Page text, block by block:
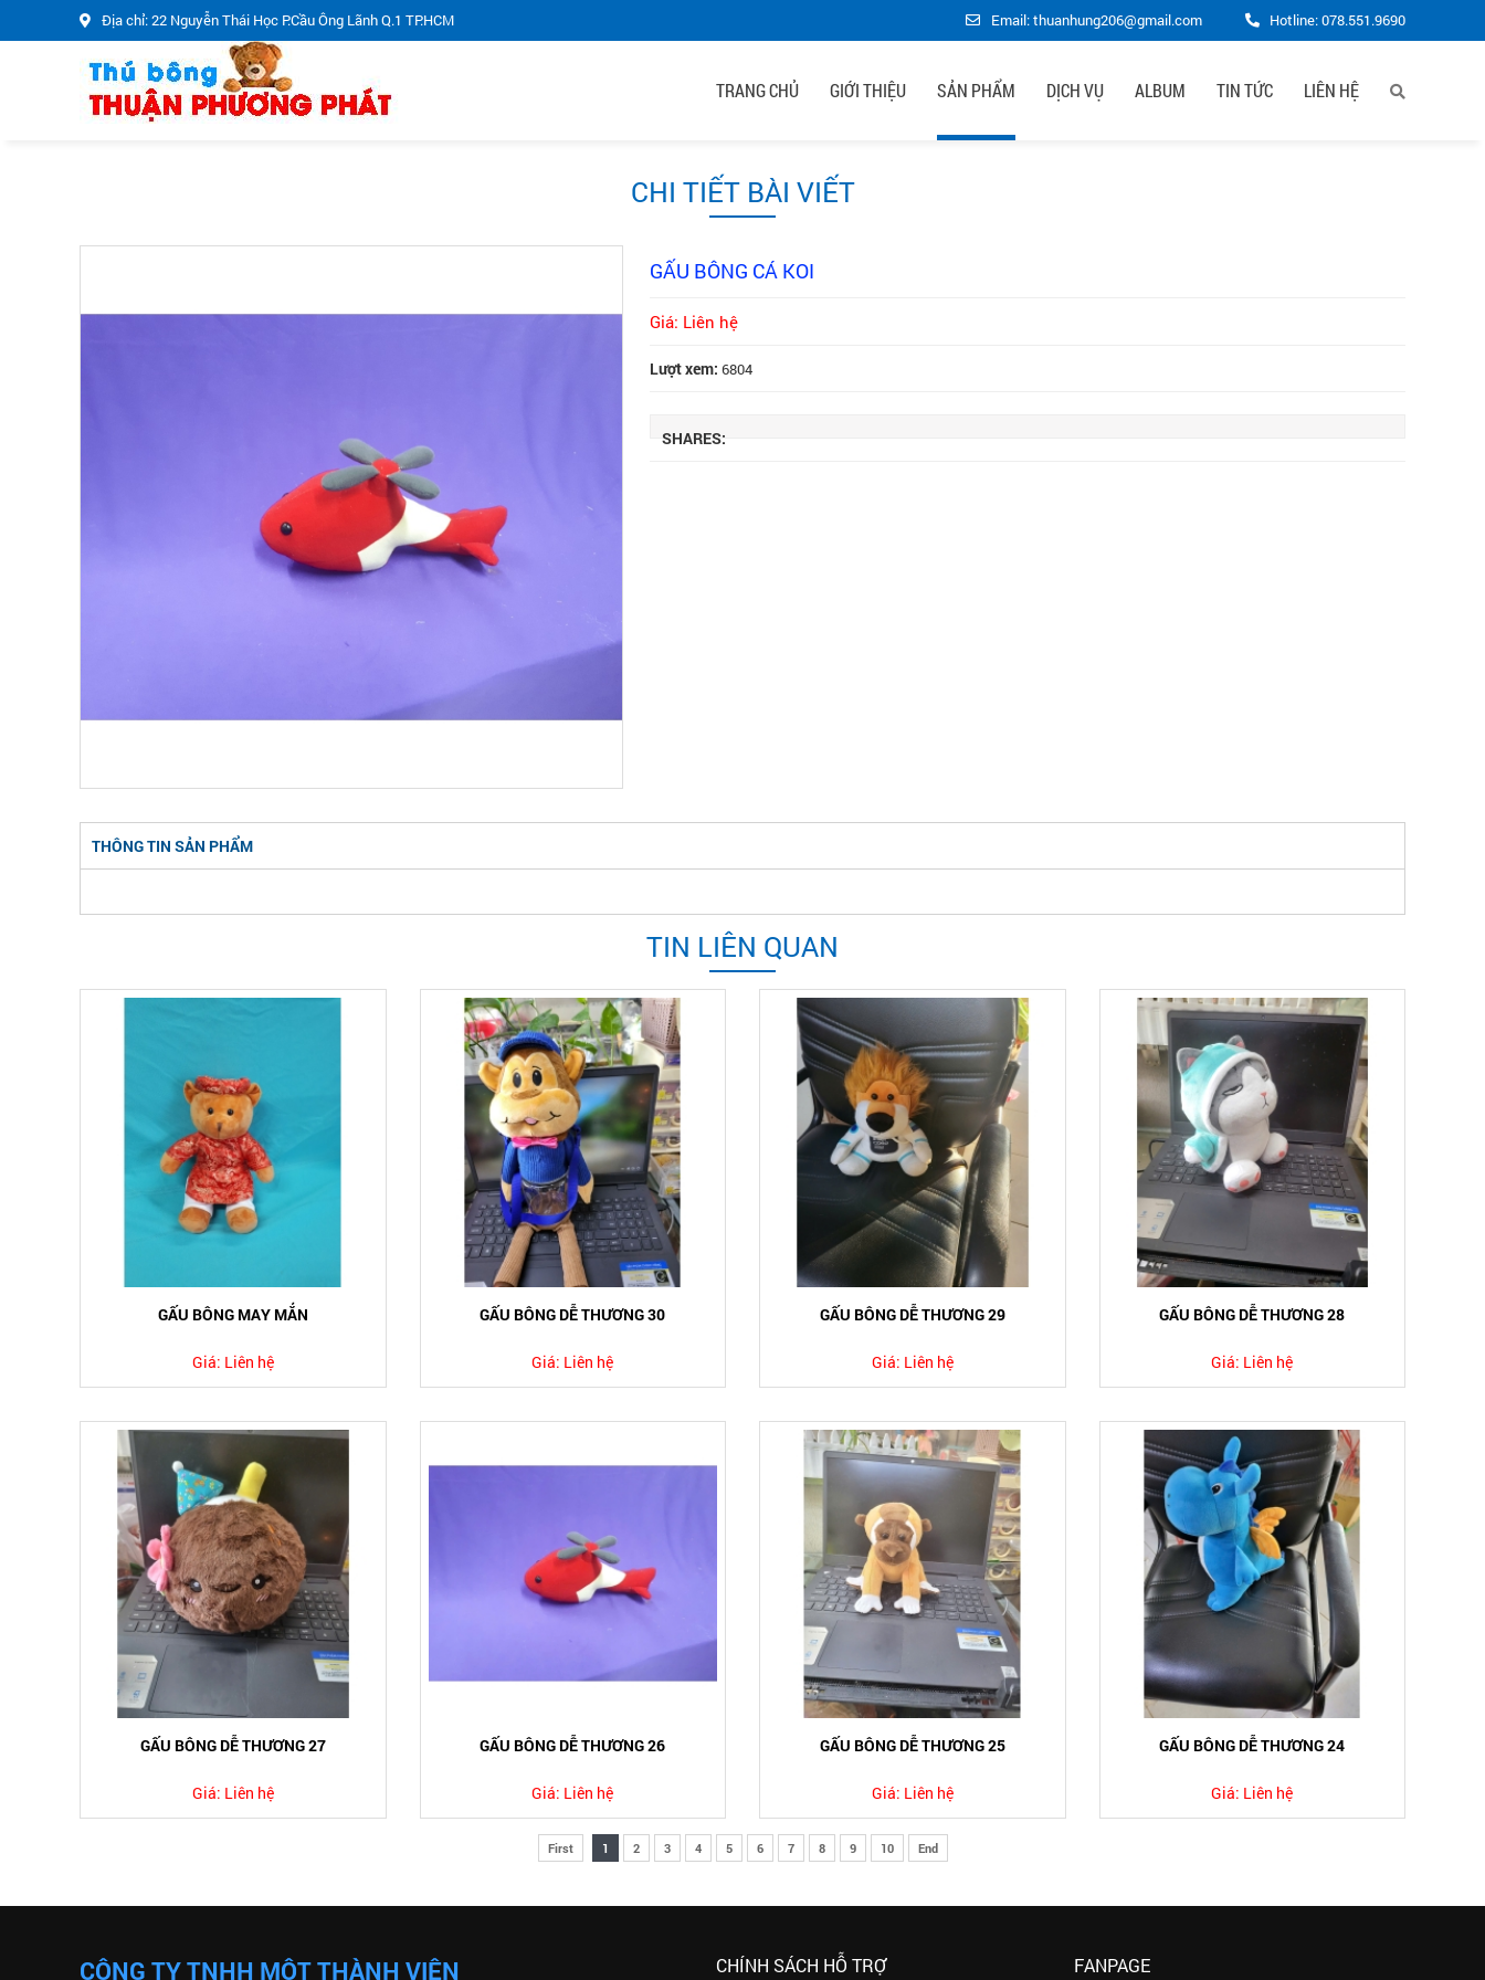
Địa chỉ: 22 Nguyễn Thái Học P.Cầu Ông Lãnh Q.1 TP.HCM Email: thuanhung206@gmail.com Hotline:078.551.9690
TRANG CHỦ GIỚI THIỆU SẢN PHẨM DỊCH VỤ ALBUM TIN TỨC LIÊN HỆ
CHI TIẾT BÀI VIẾT
GẤU BÔNG CÁ KOI
Giá: Liên hệ
Lượt xem: 6804
SHARES:
THÔNG TIN SẢN PHẨM
TIN LIÊN QUAN
GẤU BÔNG MAY MẮN
Giá: Liên hệ
GẤU BÔNG DỄ THƯƠNG 30
Giá: Liên hệ
GẤU BÔNG DỄ THƯƠNG 29
Giá: Liên hệ
GẤU BÔNG DỄ THƯƠNG 28
Giá: Liên hệ
GẤU BÔNG DỄ THƯƠNG 27
Giá: Liên hệ
GẤU BÔNG DỄ THƯƠNG 26
Giá: Liên hệ
GẤU BÔNG DỄ THƯƠNG 25
Giá: Liên hệ
GẤU BÔNG DỄ THƯƠNG 24
Giá: Liên hệ
First 1 2 3 4 5 6 7 8 9 10 End
CÔNG TY TNHH MỘT THÀNH VIÊN
CHÍNH SÁCH HỖ TRỢ FANPAGE